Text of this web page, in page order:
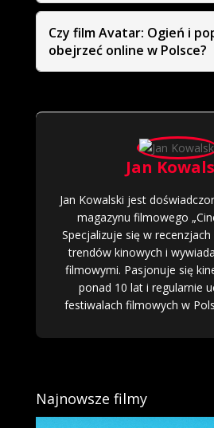
Czy film Avatar: Ogień i
obejrzeć online w Polsce?
Jan
Jan Kowalski jest
magazynu filmowego
Specjalizuje się w
trendów kinowych i
filmowymi. Pasjonuje się
ponad 10 lat i regularnie
festiwalach filmowych w
Najnowsze filmy